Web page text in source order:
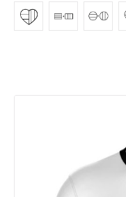
Heimatland? Du fühlst dich hin- und hergerissen und möchtest
am liebsten zwei
oder Lieblingsland
jetzt deine